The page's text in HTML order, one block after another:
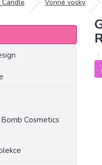
Vonné vosky
Cosmetics